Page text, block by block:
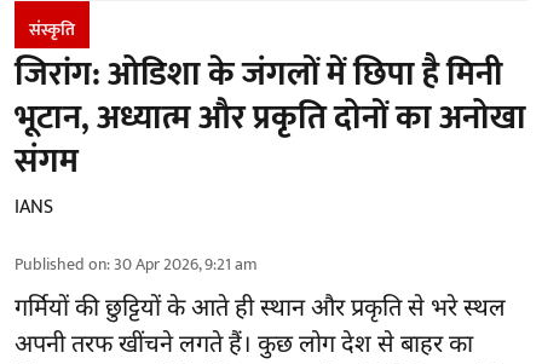
संस्कृति
जिरांग: ओडिशा के जंगलों में छिपा है मिनी
भूटान, अध्यात्म और प्रकृति दोनों का अनोखा
संगम
IANS
Published on:30 Apr 2026, 9:21 am
गर्मियों की छुट्टियों के आते ही स्थान और प्रकृति से भरे स्थल
अपनी तरफ खींचने लगते हैं। कुछ लोग देश से बाहर का